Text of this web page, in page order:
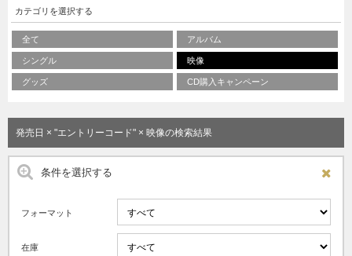
カテゴリを選択する
全て アルバム
シングル 映像
グッズ CD購入キャンペーン
発売日 × "エントリーコード" × 映像の検索結果
条件を選択する
フォーマット
在庫